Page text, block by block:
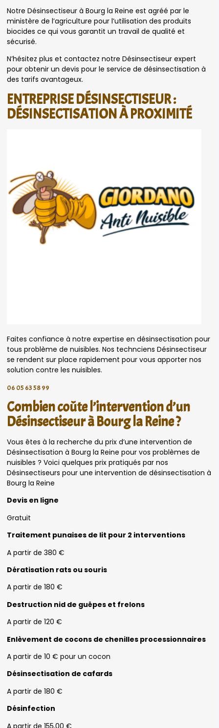
Notre Désinsectiseur à Bourg la Reine est agréé par le
ministère de l’agriculture pour l’utilisation des produits
biocides ce qui vous garantit un travail de qualité et
sécurisé.
N’hésitez plus et contactez notre Désinsectiseur expert
pour obtenir un devis pour le service de désinsectisation à
des tarifs avantageux.
ENTREPRISE DÉSINSECTISEUR :
DÉSINSECTISATION À PROXIMITÉ
Faites confiance à notre expertise en désinsectisation pour
tous problème de nuisibles. Nos technciens Désinsectiseur
se rendent sur place rapidement pour vous apporter nos
solution contre les nuisibles.
06 05 63 58 99
Combien coûte l’intervention d’un
Désinsectiseur à Bourg la Reine ?
Vous êtes à la recherche du prix d’une intervention de
Désinsectisation à Bourg la Reine pour vos problèmes de
nuisibles ? Voici quelques prix pratiqués par nos
Désinsectiseurs pour une intervention de désinsectisation à
Bourg la Reine
Devis en ligne
Gratuit
Traitement punaises de lit pour 2 interventions
A partir de 380 €
Dératisation rats ou souris
A partir de 180 €
Destruction nid de guêpes et frelons
A partir de 120 €
Enlèvement de cocons de chenilles processionnaires
A partir de 10 € pour un cocon
Désinsectisation de cafards
A partir de 180 €
Désinfection
A partir de 155,00 €